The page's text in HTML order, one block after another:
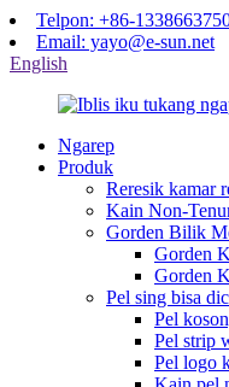
Telpon: +86-
Email: yayo@e-sun.net
English
Ngarep
Produk
Reresik kamar
Kain Non-
Gorden Bilik
Gorden
Gorden
Pel sing bisa
Pel
Pel strip
Pel logo